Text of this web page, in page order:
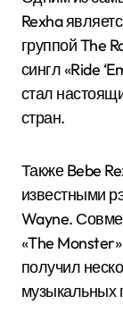
Rexha
группой The
сингл «Ride
стал
стран.
Также Bebe
известными
Wayne.
«The
получил
музыкальных